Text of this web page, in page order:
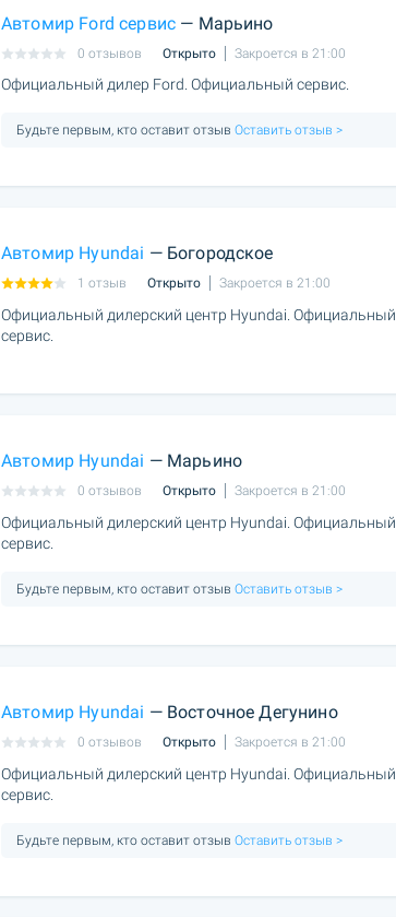
Автомир Ford сервис — Марьино
0 отзывов Открыто Закроется в 21:00
Официальный дилер Ford. Официальный сервис.
Будьте первым, кто оставит отзыв Оставить отзыв >
Автомир Hyundai — Богородское
1 отзыв Открыто Закроется в 21:00
Официальный дилерский центр Hyundai. Официальный
сервис.
Автомир Hyundai — Марьино
0 отзывов Открыто Закроется в 21:00
Официальный дилерский центр Hyundai. Официальный
сервис.
Будьте первым, кто оставит отзыв Оставить отзыв >
Автомир Hyundai — Восточное Дегунино
0 отзывов Открыто Закроется в 21:00
Официальный дилерский центр Hyundai. Официальный
сервис.
Будьте первым, кто оставит отзыв Оставить отзыв >